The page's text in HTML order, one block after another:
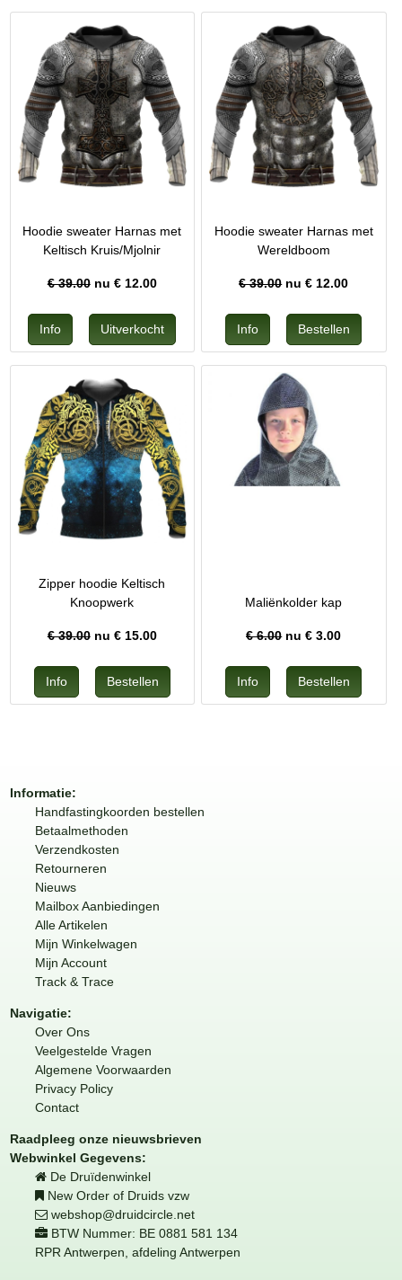
Hoodie sweater Harnas met
Keltisch Kruis/Mjolnir
€ 39.00nu € 12.00
Hoodie sweater Harnas met
Wereldboom
€ 39.00nu € 12.00
Zipper hoodie Keltisch
Knoopwerk
€ 39.00nu € 15.00
Maliënkolder kap
€ 6.00nu €3.00
Informatie:
Handfastingkoorden bestellen
Betaalmethoden
Verzendkosten
Retourneren
Nieuws
Mailbox Aanbiedingen
Alle Artikelen
Mijn Winkelwagen
Mijn Account
Track & Trace
Navigatie:
Over Ons
Veelgestelde Vragen
Algemene Voorwaarden
Privacy Policy
Contact
Raadpleeg onze nieuwsbrieven
Webwinkel Gegevens:
De Druïdenwinkel
New Order of Druids vzw
webshop@druidcircle.net
BTW Nummer: BE 0881 581 134
RPR Antwerpen, afdeling Antwerpen